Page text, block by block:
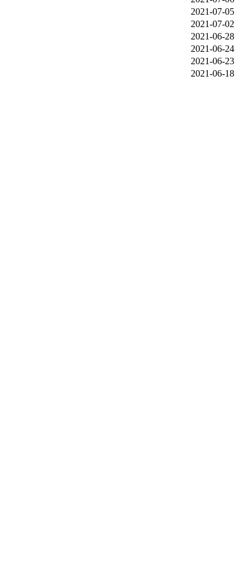
2021-07-05
2021-07-02
2021-06-28
2021-06-24
2021-06-23
2021-06-18